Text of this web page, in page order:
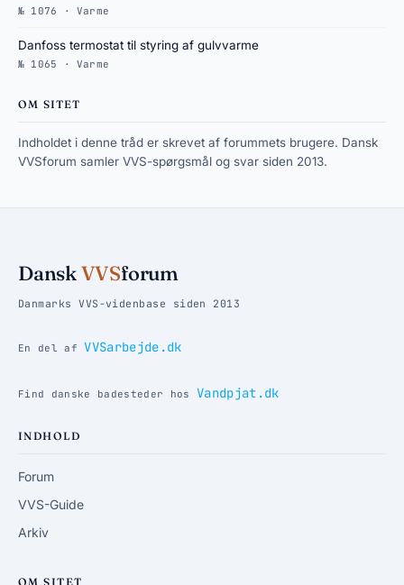
№ 1076 · Varme
Danfoss termostat til styring af gulvvarme
№ 1065 · Varme
OM SITET
Indholdet i denne tråd er skrevet af forummets brugere. Dansk
VVSforum samler VVS-spørgsmål og svar siden 2013.
DanskVVSforum
Danmarks VVS-videnbase siden 2013
En del af VVSarbejde.dk
Find danske badesteder hos Vandpjat.dk
INDHOLD
Forum
VVS-Guide
Arkiv
OM SITET